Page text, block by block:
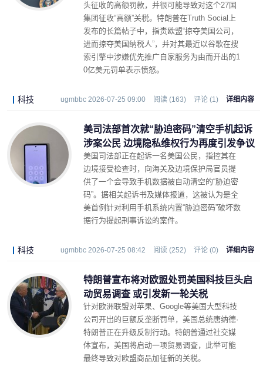
头征收的高额罚款，并很可能导致对这个27国
集团征收“高额”关税。特朗普在Truth Social上
发布的长篇帖子中，指责欧盟“掠夺美国公司，
进而掠夺美国纳税人”，并对其最近以谷歌在搜
索引擎中涉嫌优先推广自家服务为由而开出的1
0亿美元罚单表示愤怒。
科技 ugmbbc 2026-07-25 09:00 阅读 (163) 评论 (1) 详细内容
美司法部首次就“胁迫密码”清空手机起诉
涉案公民 边境隐私维权行为再度引发争议
美国司法部正在起诉一名美国公民，指控其在
边境接受检查时，向海关及边境保护局官员提
供了一个会导致手机数据被自动清空的“胁迫密
码”。据相关起诉书及媒体报道，这被认为是全
美首例针对利用手机系统内置“胁迫密码”破坏数
据行为提起刑事诉讼的案件。
科技 ugmbbc 2026-07-25 08:42 阅读 (252) 评论 (0) 详细内容
特朗普宣布将对欧盟处罚美国科技巨头启
动贸易调查 或引发新一轮关税
针对欧洲联盟对苹果、Google等美国大型科技
公司开出的巨额反垄断罚单，美国总统唐纳德·
特朗普正在升级反制行动。特朗普通过社交媒
体宣布，美国将启动一项贸易调查，此举可能
最终导致对欧盟商品加征新的关税。